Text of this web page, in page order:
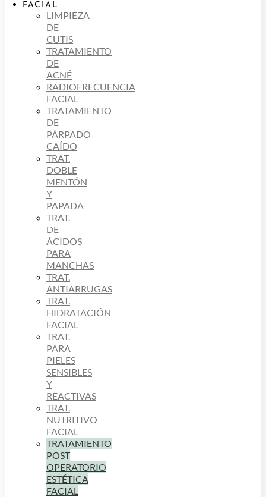
FACIAL
LIMPIEZA
DE
CUTIS
TRATAMIENTO
DE
ACNÉ
RADIOFRECUENCIA
FACIAL
TRATAMIENTO
DE
PÁRPADO
CAÍDO
TRAT.
DOBLE
MENTÓN
Y
PAPADA
TRAT.
DE
ÁCIDOS
PARA
MANCHAS
TRAT.
ANTIARRUGAS
TRAT.
HIDRATACIÓN
FACIAL
TRAT.
PARA
PIELES
SENSIBLES
Y
REACTIVAS
TRAT.
NUTRITIVO
FACIAL
TRATAMIENTO
POST
OPERATORIO
ESTÉTICA
FACIAL